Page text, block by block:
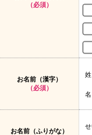
（必須）
お名前（漢字）
（必須）
姓
名
お名前（ふりがな）